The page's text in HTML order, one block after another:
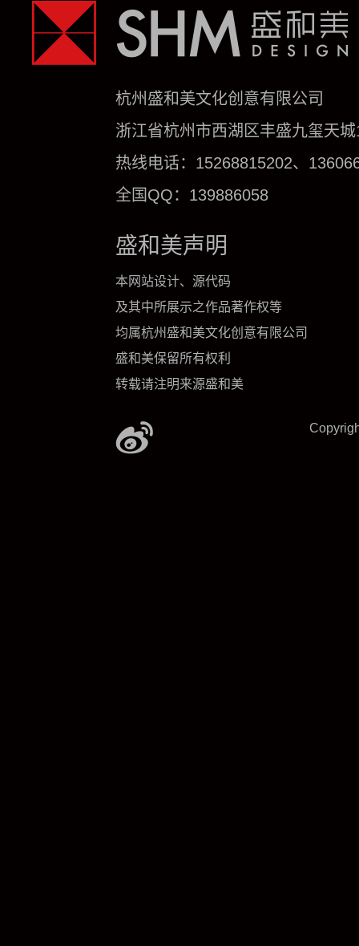
杭州盛和美文化创意有限公司
浙江省杭州市西湖区丰盛九玺天
热线电话：15268815202、
全国QQ：139886058
盛和美声明
本网站设计、源代码
及其中所展示之作品著作权等
均属杭州盛和美文化创意有限公司
盛和美保留所有权利
转载请注明来源盛和美